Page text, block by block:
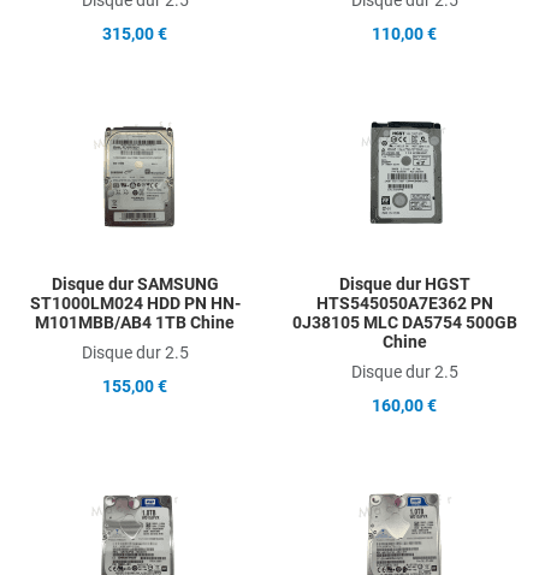
315,00 €
110,00 €
Add to Compare
Disque dur SAMSUNG
ST1000LM024 HDD PN HN-
M101MBB/AB4 1TB Chine
Disque dur 2.5
155,00 €
Disque dur HGST
HTS545050A7E362 PN
0J38105 MLC DA5754 500GB
Chine
Disque dur 2.5
160,00 €
Add to Compare